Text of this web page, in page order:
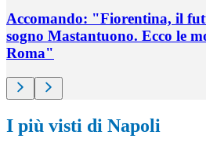
Accomando: "Fiorentina, il
sogno Mastantuono. Ecco le
Roma"
I più visti di Napoli